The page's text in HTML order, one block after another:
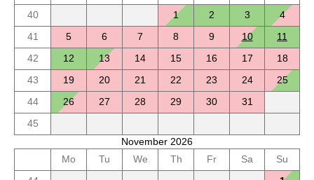
40
1 2 3
4
41
5 6 7 8 9 10
11
42
12 13 14 15 16 17
18
43
19 20 21 22 23 24
25
44
26 27 28 29 30
31
45
November 2026
Mo
Tu We Th Fr Sa
Su